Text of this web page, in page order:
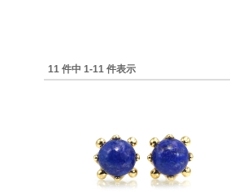
11 件中 1-11 件表示